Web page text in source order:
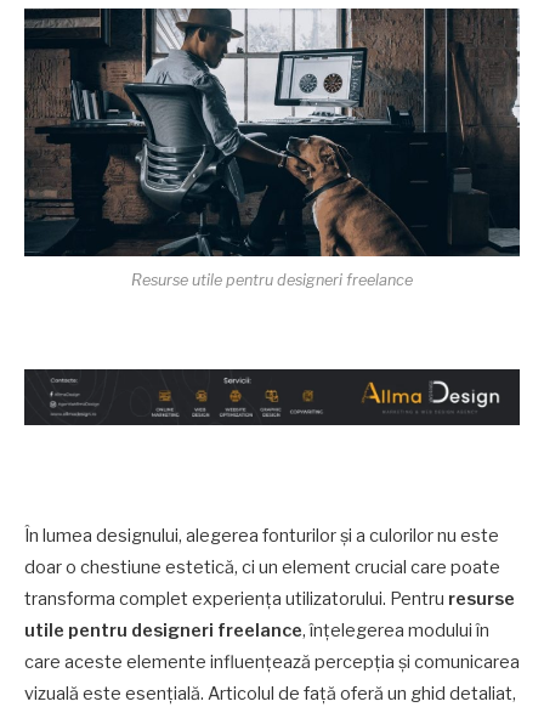
Resurse utile pentru designeri freelance
În lumea designului, alegerea fonturilor și a culorilor nu este
doar o chestiune estetică, ci un element crucial care poate
transforma complet experiența utilizatorului. Pentru resurse
utile pentru designeri freelance, înțelegerea modului în
care aceste elemente influențează percepția și comunicarea
vizuală este esențială. Articolul de față oferă un ghid detaliat,